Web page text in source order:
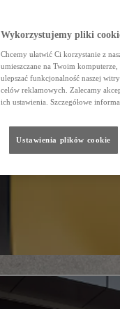
Wykorzystujemy pliki
Chcemy ułatwić Ci korzystanie z
umieszczane na Twoim
ulepszać funkcjonalność naszej
celów reklamowych. Zalecamy
ich ustawienia. Szczegółowe
Ustawienia plików cookie